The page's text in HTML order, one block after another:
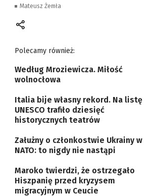
Mateusz Żemła
Polecamy również:
Według Mroziewicza. Miłość
wolnocłowa
Italia bije własny rekord. Na listę
UNESCO trafiło dziesięć
historycznych teatrów
Załużny o członkostwie Ukrainy w
NATO: to nigdy nie nastąpi
Maroko twierdzi, że ostrzegało
Hiszpanię przed kryzysem
migracyjnym w Ceucie